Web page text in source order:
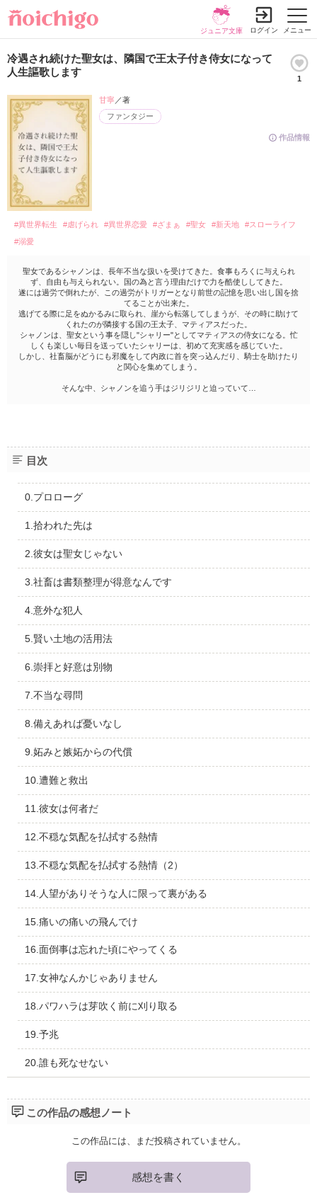
メニュー
ジュニア文庫 ログイン
冷遇され続けた聖女は、隣国で王太子付き侍女になって
人生謳歌します
1
作品情報
ファンタジー
甘寧／著
#異世界転生 #虐げられ #異世界恋愛 #ざまぁ #聖女 #新天地
#スローライフ
#溺愛
聖女であるシャノンは、長年不当な扱いを受けてきた。食事もろくに与えられ
ず、自由も与えられない。国の為と言う理由だけで力を酷使ししてきた。
遂には過労で倒れたが、この過労がトリガーとなり前世の記憶を思い出し国を捨
てることが出来た。
逃げてる際に足をぬかるみに取られ、崖から転落してしまうが、その時に助けて
くれたのが隣接する国の王太子、マティアスだった。
シャノンは、聖女という事を隠し"シャリー"としてマティアスの侍女になる。忙
しくも楽しい毎日を送っていたシャリーは、初めて充実感を感じていた。
しかし、社畜脳がどうにも邪魔をして内政に首を突っ込んだり、騎士を助けたり
と関心を集めてしまう。
そんな中、シャノンを追う手はジリジリと迫っていて…
目次
0.プロローグ
1.拾われた先は
2.彼女は聖女じゃない
3.社畜は書類整理が得意なんです
4.意外な犯人
5.賢い土地の活用法
6.崇拝と好意は別物
7.不当な尋問
8.備えあれば憂いなし
9.妬みと嫉妬からの代償
10.遭難と救出
11.彼女は何者だ
12.不穏な気配を払拭する熱情
13.不穏な気配を払拭する熱情（2）
14.人望がありそうな人に限って裏がある
15.痛いの痛いの飛んでけ
16.面倒事は忘れた頃にやってくる
17.女神なんかじゃありません
18.パワハラは芽吹く前に刈り取る
19.予兆
20.誰も死なせない
この作品の感想ノート
この作品には、まだ投稿されていません。
感想を書く